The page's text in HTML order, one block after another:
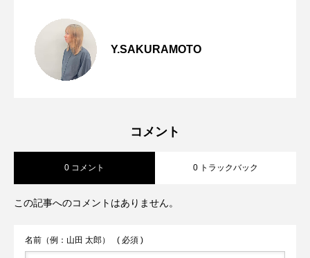
Y.SAKURAMOTO
2026.08.06
2026.07.25
コメント
0 コメント 0 トラックバック
この記事へのコメントはありません。
名前（例：山田 太郎） ( 必須 )